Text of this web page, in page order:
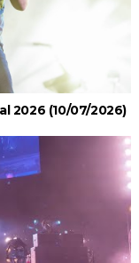
2026 (10/07/2026)